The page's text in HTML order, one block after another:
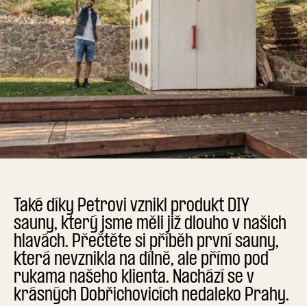
Také díky Petrovi vznikl produkt DIY
sauny, který jsme měli již dlouho v našich
hlavách. Přečtěte si příběh první sauny,
která nevznikla na dílně, ale přímo pod
rukama našeho klienta. Nachází se v
krásných Dobřichovicích nedaleko Prahy.